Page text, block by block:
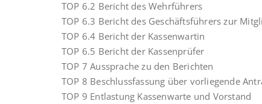
TOP 6.2 Bericht des Wehrführers
TOP 6.3 Bericht des Geschäftsführers zur
TOP 6.4 Bericht der Kassenwartin
TOP 6.5 Bericht der Kassenprüfer
TOP 7 Aussprache zu den Berichten
TOP 8 Beschlussfassung über vorliegende
TOP 9 Entlastung Kassenwarte und Vorstand